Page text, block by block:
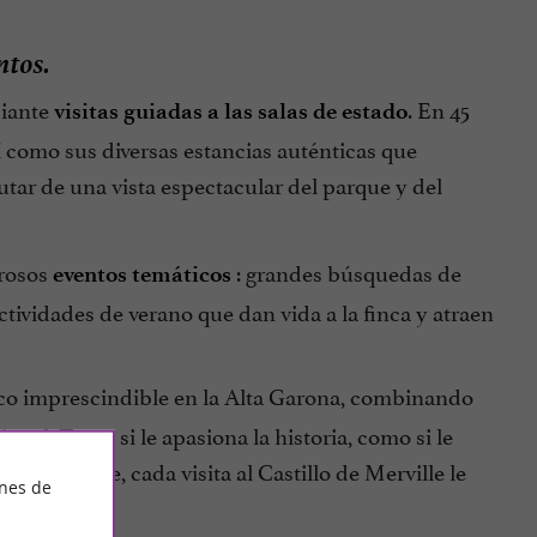
visitas guiadas a las salas de estado. En 45
sus diversas estancias auténticas que
de una vista espectacular del parque y del
eventos temáticos : grandes búsquedas de
de verano que dan vida a la finca y atraen
imprescindible en la Alta Garona, combinando
Tanto si le apasiona la historia, como si le
Toulouse, cada visita al Castillo de Merville le
de